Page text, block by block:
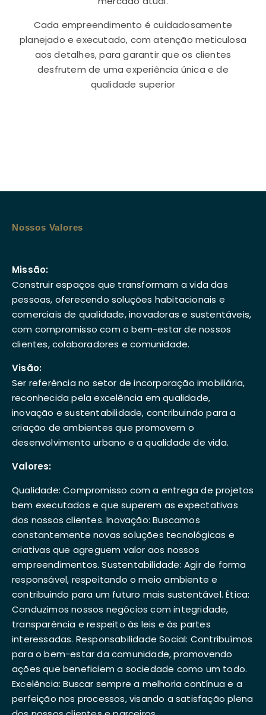
Cada empreendimento é cuidadosamente
planejado e executado, com atenção meticulosa
aos detalhes, para garantir que os clientes
desfrutem de uma experiência única e de
qualidade superior
Nossos Valores
Missão:
Construir espaços que transformam a vida das
pessoas, oferecendo soluções habitacionais e
comerciais de qualidade, inovadoras e sustentáveis,
com compromisso com o bem-estar de nossos
clientes, colaboradores e comunidade.
Visão:
Ser referência no setor de incorporação imobiliária,
reconhecida pela excelência em qualidade,
inovação e sustentabilidade, contribuindo para a
criação de ambientes que promovem o
desenvolvimento urbano e a qualidade de vida.
Valores:
Qualidade: Compromisso com a entrega de projetos
bem executados e que superem as expectativas
dos nossos clientes. Inovação: Buscamos
constantemente novas soluções tecnológicas e
criativas que agreguem valor aos nossos
empreendimentos. Sustentabilidade: Agir de forma
responsável, respeitando o meio ambiente e
contribuindo para um futuro mais sustentável. Ética:
Conduzimos nossos negócios com integridade,
transparência e respeito às leis e às partes
interessadas. Responsabilidade Social: Contribuímos
para o bem-estar da comunidade, promovendo
ações que beneficiem a sociedade como um todo.
Excelência: Buscar sempre a melhoria contínua e a
perfeição nos processos, visando a satisfação plena